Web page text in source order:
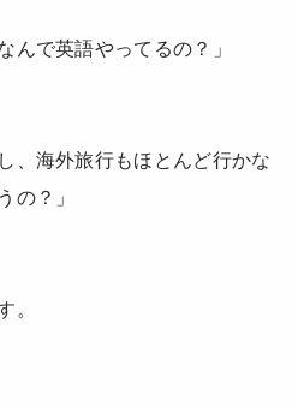
んで英語やってるの？」
、海外旅行もほとんど行かな
の？」
。